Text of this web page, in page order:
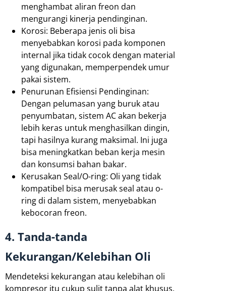
menghambat aliran freon dan
mengurangi kinerja pendinginan.
Korosi: Beberapa jenis oli bisa
menyebabkan korosi pada komponen
internal jika tidak cocok dengan material
yang digunakan, memperpendek umur
pakai sistem.
Penurunan Efisiensi Pendinginan:
Dengan pelumasan yang buruk atau
penyumbatan, sistem AC akan bekerja
lebih keras untuk menghasilkan dingin,
tapi hasilnya kurang maksimal. Ini juga
bisa meningkatkan beban kerja mesin
dan konsumsi bahan bakar.
Kerusakan Seal/O-ring: Oli yang tidak
kompatibel bisa merusak seal atau o-
ring di dalam sistem, menyebabkan
kebocoran freon.
4. Tanda-tanda
Kekurangan/Kelebihan Oli
Mendeteksi kekurangan atau kelebihan oli
kompresor itu cukup sulit tanpa alat khusus,